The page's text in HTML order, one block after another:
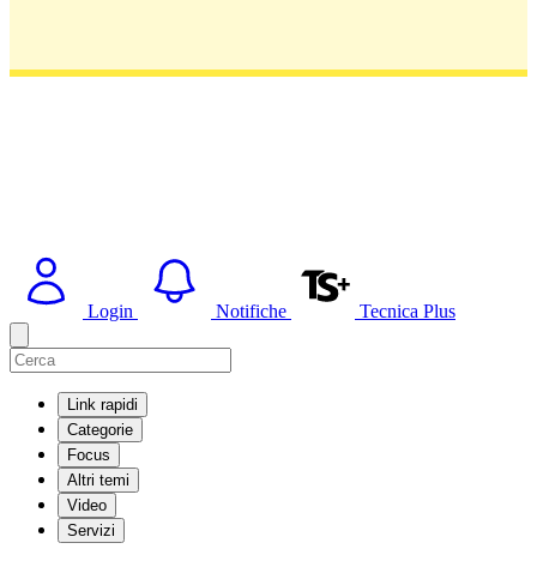
Login Notifiche Tecnica Plus
Link rapidi
Categorie
Focus
Altri temi
Video
Servizi